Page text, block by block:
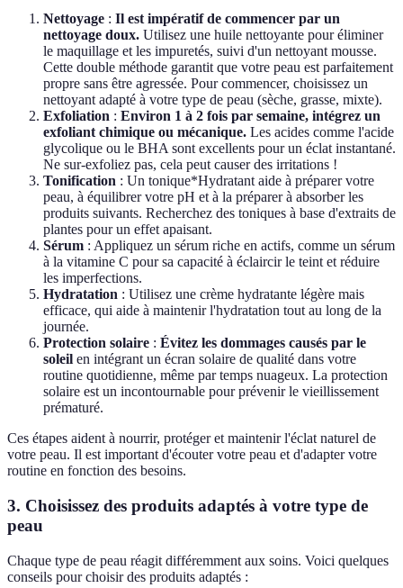
Nettoyage : Il est impératif de commencer par un
nettoyage doux. Utilisez une huile nettoyante pour éliminer
le maquillage et les impuretés, suivi d'un nettoyant mousse.
Cette double méthode garantit que votre peau est parfaitement
propre sans être agressée. Pour commencer, choisissez un
nettoyant adapté à votre type de peau (sèche, grasse, mixte).
Exfoliation : Environ 1 à 2 fois par semaine, intégrez un
exfoliant chimique ou mécanique. Les acides comme l'acide
glycolique ou le BHA sont excellents pour un éclat instantané.
Ne sur-exfoliez pas, cela peut causer des irritations !
Tonification : Un tonique*Hydratant aide à préparer votre
peau, à équilibrer votre pH et à la préparer à absorber les
produits suivants. Recherchez des toniques à base d'extraits de
plantes pour un effet apaisant.
Sérum : Appliquez un sérum riche en actifs, comme un sérum
à la vitamine C pour sa capacité à éclaircir le teint et réduire
les imperfections.
Hydratation : Utilisez une crème hydratante légère mais
efficace, qui aide à maintenir l'hydratation tout au long de la
journée.
Protection solaire : Évitez les dommages causés par le
soleil en intégrant un écran solaire de qualité dans votre
routine quotidienne, même par temps nuageux. La protection
solaire est un incontournable pour prévenir le vieillissement
prématuré.
Ces étapes aident à nourrir, protéger et maintenir l'éclat naturel de
votre peau. Il est important d'écouter votre peau et d'adapter votre
routine en fonction des besoins.
3. Choisissez des produits adaptés à votre type de
peau
Chaque type de peau réagit différemment aux soins. Voici quelques
conseils pour choisir des produits adaptés :